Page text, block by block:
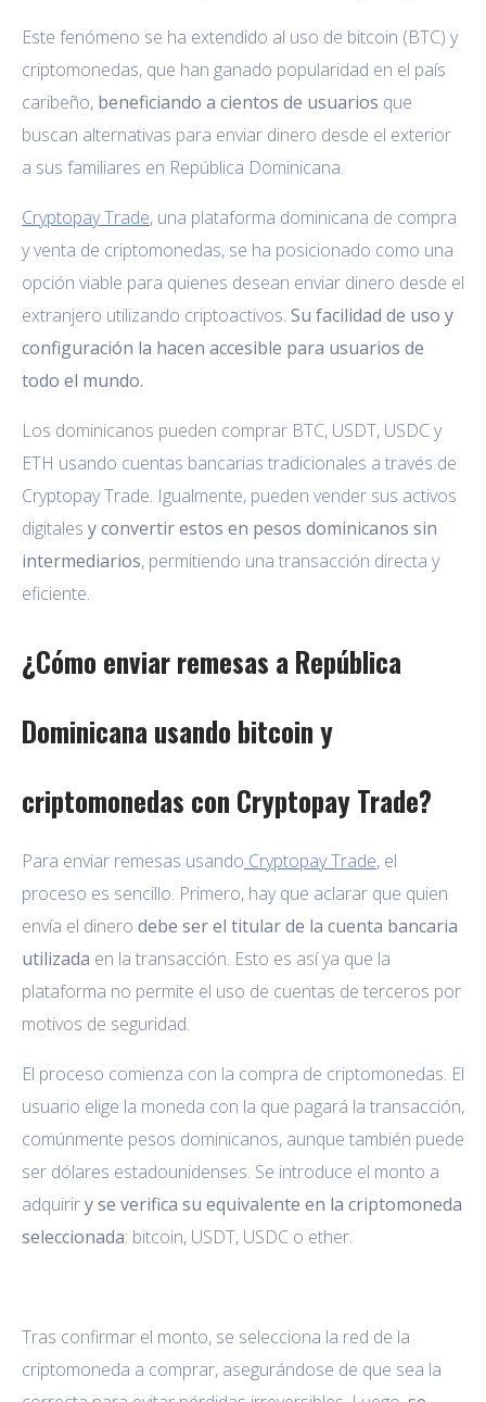
Este fenómeno se ha extendido al uso de bitcoin (BTC) y
criptomonedas, que han ganado popularidad en el país
caribeño, beneficiando a cientos de usuarios que
buscan alternativas para enviar dinero desde el exterior
a sus familiares en República Dominicana.
Cryptopay Trade, una plataforma dominicana de compra
y venta de criptomonedas, se ha posicionado como una
opción viable para quienes desean enviar dinero desde el
extranjero utilizando criptoactivos. Su facilidad de uso y
configuración la hacen accesible para usuarios de
todo el mundo.
Los dominicanos pueden comprar BTC, USDT, USDC y
ETH usando cuentas bancarias tradicionales a través de
Cryptopay Trade. Igualmente, pueden vender sus activos
digitales y convertir estos en pesos dominicanos sin
intermediarios, permitiendo una transacción directa y
eficiente.
¿Cómo enviar remesas a República
Dominicana usando bitcoin y
criptomonedas con Cryptopay Trade?
Para enviar remesas usando Cryptopay Trade, el
proceso es sencillo. Primero, hay que aclarar que quien
envía el dinero debe ser el titular de la cuenta bancaria
utilizada en la transacción. Esto es así ya que la
plataforma no permite el uso de cuentas de terceros por
motivos de seguridad.
El proceso comienza con la compra de criptomonedas. El
usuario elige la moneda con la que pagará la transacción,
comúnmente pesos dominicanos, aunque también puede
ser dólares estadounidenses. Se introduce el monto a
adquiriry se verifica su equivalente en la criptomoneda
seleccionada: bitcoin, USDT, USDC o ether.
Tras confirmar el monto, se selecciona la red de la
criptomoneda a comprar, asegurándose de que sea la